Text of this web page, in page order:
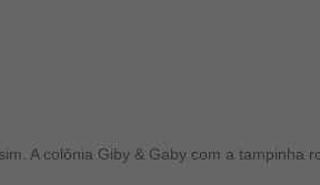
A colônia Giby & Gaby com a tampinha